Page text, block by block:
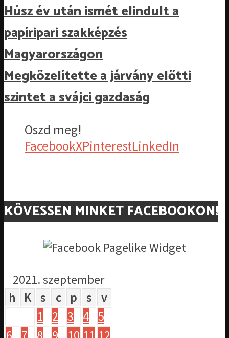
Húsz év után ismét elindult a
papíripari szakképzés
Magyarországon
Megközelítette a járvány előtti
szintet a svájci gazdaság
Oszd meg!
FacebookXPinterestLinkedIn
KÖVESSEN MINKET FACEBOOKON!
2021. szeptember
h
K s c p s
v
1
2 3 4 5